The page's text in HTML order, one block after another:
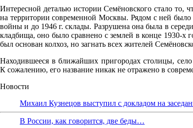
Интересной деталью истории Семёновского стало то,
на территории современной Москвы. Рядом с ней было
войны и до 1946 г. склады. Разрушена она была в
кладбища, оно было сравнено с землей в конце 1930-х
был основан колхоз, но загнать всех жителей
Находившееся в ближайших пригородах столицы,
К сожалению, его название никак не отражено в
Новости
Михаил Кузнецов выступил с докладом на
В России, как говорится, две беды…